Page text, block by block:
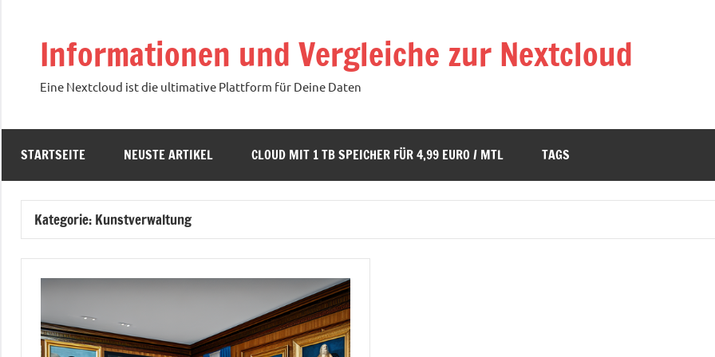
Informationen und Vergleiche zur Nextcloud
Eine Nextcloud ist die ultimative Plattform für Deine Daten
STARTSEITE NEUSTE ARTIKEL CLOUD MIT 1 TB SPEICHER FÜR 4,99 EURO / MTL TAGS
Kategorie: Kunstverwaltung